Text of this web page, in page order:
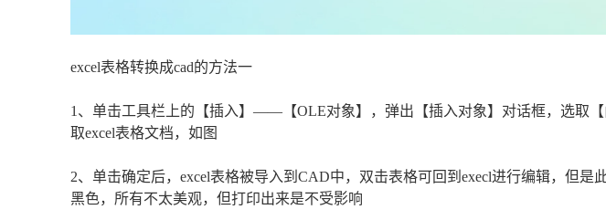
excel表格转换成cad的方法一
1、单击工具栏上的【插入】——【OLE对象】，弹出【插入对象】对话框，选取
取excel表格文档，如图
2、单击确定后，excel表格被导入到CAD中，双击表格可回到execl进行编辑，但是
黑色，所有不太美观，但打印出来是不受影响